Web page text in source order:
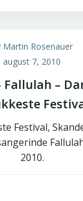
Martin Rosenauer
august 7, 2010
Fallulah –
Festival,
2010.